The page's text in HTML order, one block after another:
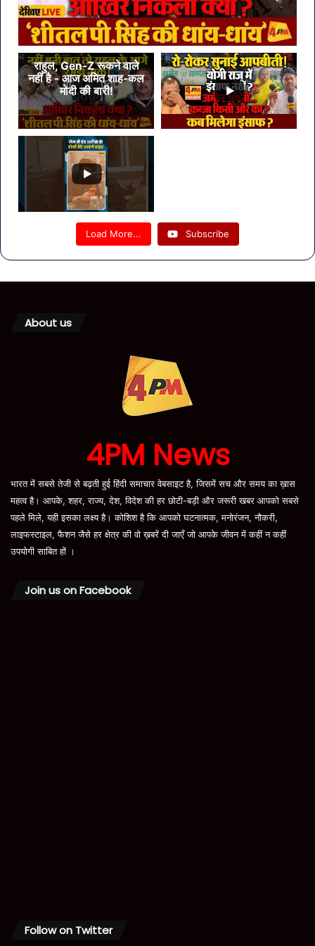
राहुल, Gen-Z रूकने वाले
नहीं है - आज अमित शाह-कल
मोदी की बारी!
Load More... Subscribe
About us
4PM News
भारत में सबसे तेजी से बढ़ती हुई हिंदी समाचार वेबसाइट है, जिसमें सच और समय का ख़ास
महत्व है। आपके, शहर, राज्य, देश, विदेश की हर छोटी-बड़ी और जरूरी खबर आपको सबसे
पहले मिले, यही इसका लक्ष्य है। कोशिश है कि आपको घटनात्मक, मनोरंजन, नौकरी,
लाइफस्टाइल, फैशन जैसे हर क्षेत्र की वो ख़बरें दी जाएँ जो आपके जीवन में कहीं न कहीं
उपयोगी साबित हों ।
Join us on Facebook
Follow on Twitter